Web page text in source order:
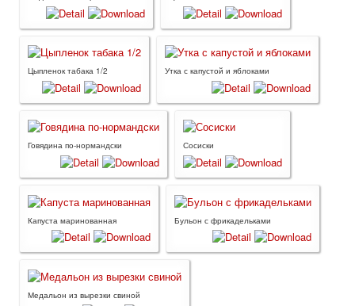
Цыпленок табака 1/2 Утка с капустой и яблоками
Говядина по-нормандски Сосиски
Капуста маринованная Бульон с фрикадельками
Медальон из вырезки свиной